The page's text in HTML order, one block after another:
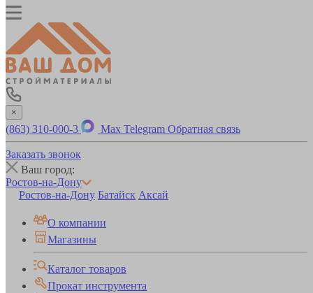
×
(863) 310-000-3 Max Telegram Обратная связь
Заказать звонок
Ваш город:
Ростов-на-Дону
Ростов-на-Дону Батайск Аксай
О компании
Магазины
Каталог товаров
Прокат инструмента